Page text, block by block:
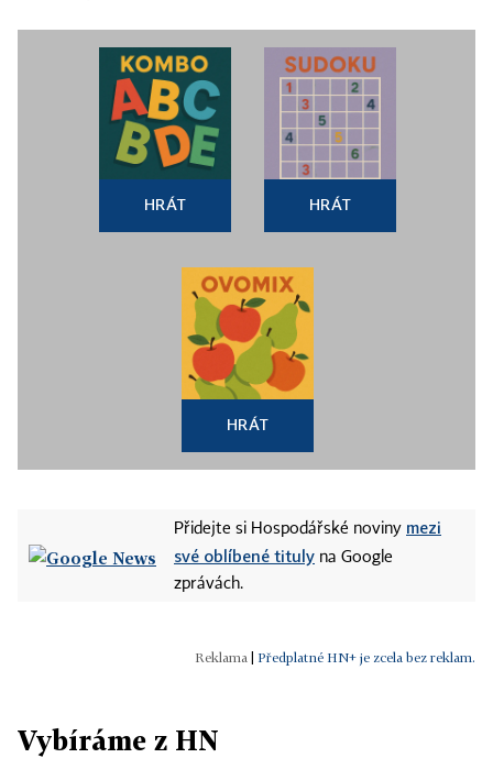
HRÁT HRÁT
HRÁT
Přidejte si Hospodářské noviny mezi
své oblíbené tituly na Google
zprávách.
Předplatné HN+ je zcela bez reklam.
Vybíráme z HN